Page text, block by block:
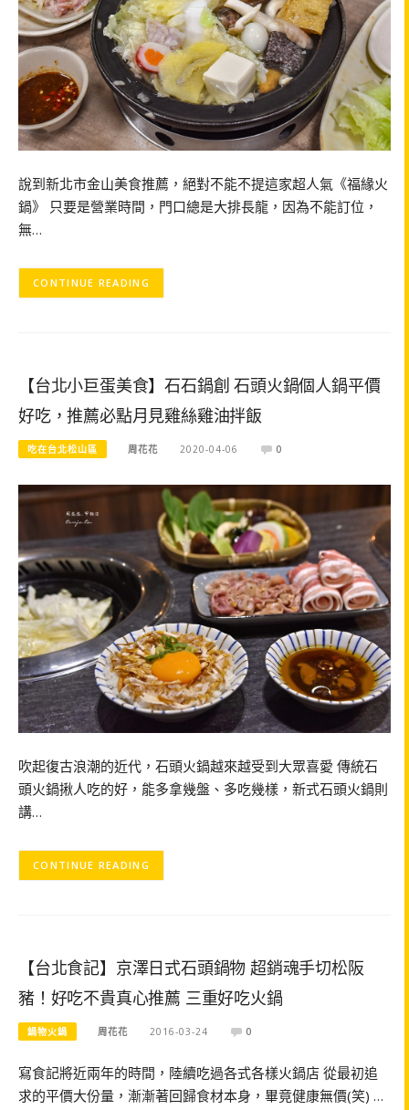
說到新北市金山美食推薦，絕對不能不提這家超人氣《福緣火
鍋》 只要是營業時間，門口總是大排長龍，因為不能訂位，
無…
CONTINUE READING
【台北小巨蛋美食】石石鍋創 石頭火鍋個人鍋平價
好吃，推薦必點月見雞絲雞油拌飯
吃在台北松山區 周花花 2020-04-06 0
吹起復古浪潮的近代，石頭火鍋越來越受到大眾喜愛 傳統石
頭火鍋揪人吃的好，能多拿幾盤、多吃幾樣，新式石頭火鍋則
講…
CONTINUE READING
【台北食記】京澤日式石頭鍋物 超銷魂手切松阪
豬！好吃不貴真心推薦 三重好吃火鍋
鍋物火鍋 周花花 2016-03-24 0
寫食記將近兩年的時間，陸續吃過各式各樣火鍋店 從最初追
求的平價大份量，漸漸著回歸食材本身，畢竟健康無價(笑) …